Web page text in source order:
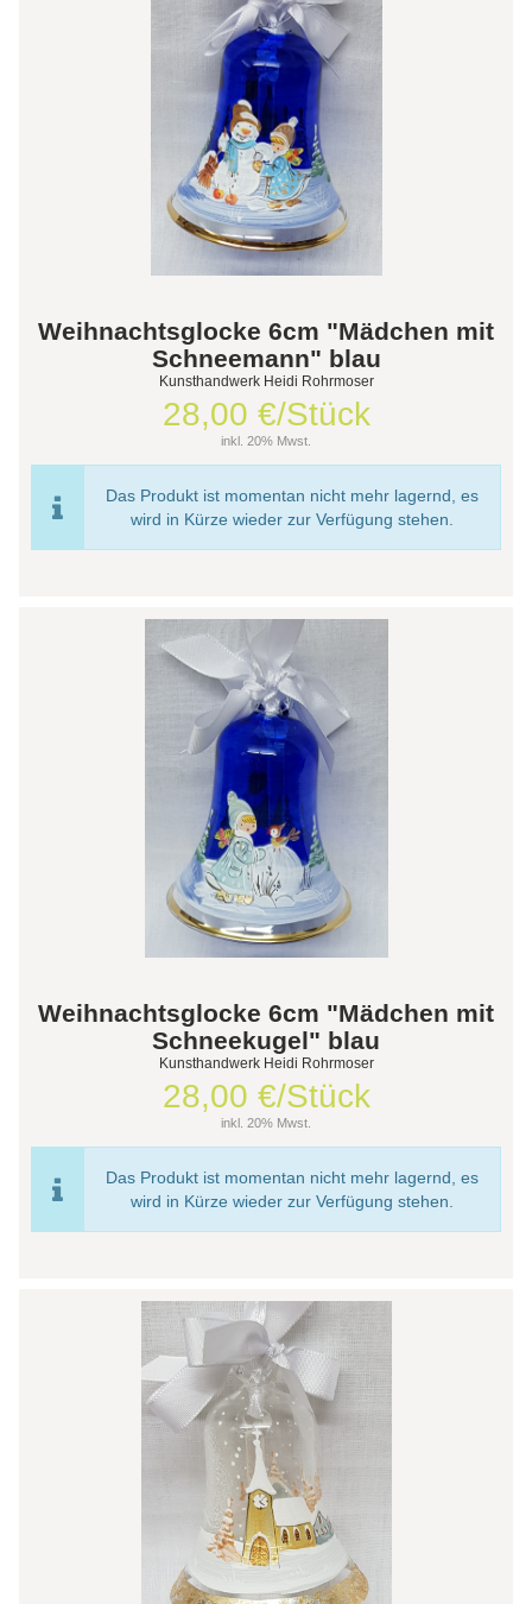
Weihnachtsglocke 6cm "Mädchen mit
Schneemann" blau
Kunsthandwerk Heidi Rohrmoser
28,00 €/Stück
inkl. 20% Mwst.
Das Produkt ist momentan nicht mehr lagernd, es
wird in Kürze wieder zur Verfügung stehen.
Weihnachtsglocke 6cm "Mädchen mit
Schneekugel" blau
Kunsthandwerk Heidi Rohrmoser
28,00 €/Stück
inkl. 20% Mwst.
Das Produkt ist momentan nicht mehr lagernd, es
wird in Kürze wieder zur Verfügung stehen.